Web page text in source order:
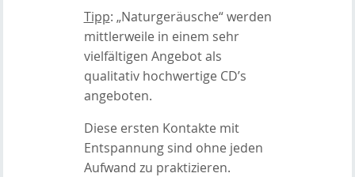
Tipp: „Naturgeräusche“ werden
mittlerweile in einem sehr
vielfältigen Angebot als
qualitativ hochwertige CD’s
angeboten.
Diese ersten Kontakte mit
Entspannung sind ohne jeden
Aufwand zu praktizieren.